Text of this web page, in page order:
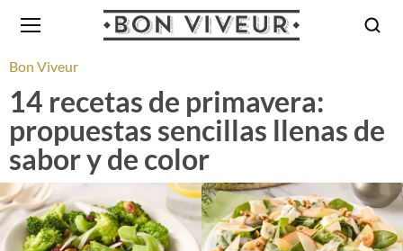
Bon Viveur
14 recetas de primavera:
propuestas sencillas llenas de
sabor y de color